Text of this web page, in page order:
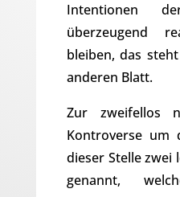
Intentionen
überzeugend
bleiben, das
anderen Blatt.
Zur zweifellos
Kontroverse um
dieser Stelle zwei
genannt,